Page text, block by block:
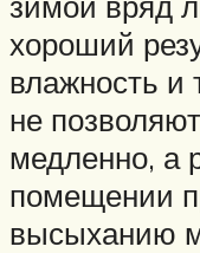
хороший
влажность и
не
медленно, а
помещении
высыханию